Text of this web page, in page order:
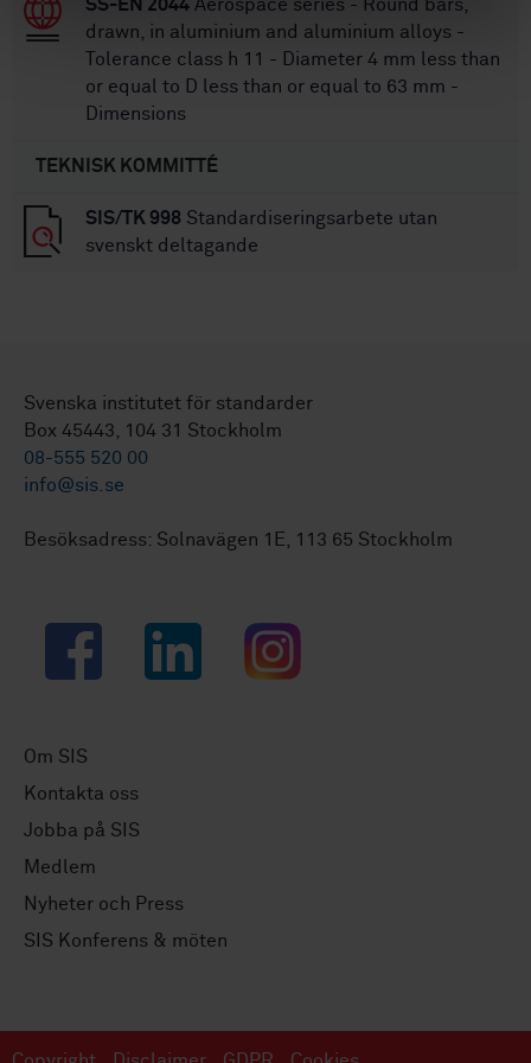
SS-EN 2044 Aerospace series - Round bars,
drawn, in aluminium and aluminium alloys -
Tolerance class h 11 - Diameter 4 mm less than
or equal to D less than or equal to 63 mm -
Dimensions
TEKNISK KOMMITTÉ
SIS/TK 998 Standardiseringsarbete utan
svenskt deltagande
Svenska institutet för standarder
Box 45443, 104 31 Stockholm
08-555 520 00
info@sis.se
Besöksadress: Solnavägen 1E, 113 65 Stockholm
Facebook LinkedIn Instagram
Om SIS
Kontakta oss
Jobba på SIS
Medlem
Nyheter och Press
SIS Konferens & möten